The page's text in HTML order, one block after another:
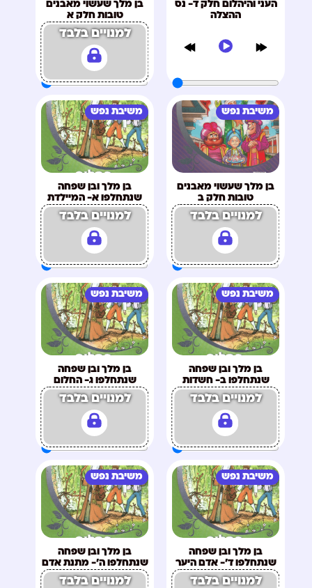
העני והיהלום חלק ד- נס
ההצלה
בן מלך שעשוי מאבנים
טובות חלק א
למנויים בלבד
משיבת נפש
בן מלך שעשוי מאבנים
טובות חלק ב
למנויים בלבד
משיבת נפש
בן מלך ובן שפחה
שנתחלפו א- המיילדת
למנויים בלבד
משיבת נפש
בן מלך ובן שפחה
שנתחלפו ב- חשדות
למנויים בלבד
משיבת נפש
בן מלך ובן שפחה
שנתחלפו ג- החלום
למנויים בלבד
משיבת נפש
בן מלך ובן שפחה
שנתחלפו ד'- אדם היער
למנויים בלבד
משיבת נפש
בן מלך ובן שפחה
שנתחלפו ה'- מתנת אדם
היער
למנויים בלבד